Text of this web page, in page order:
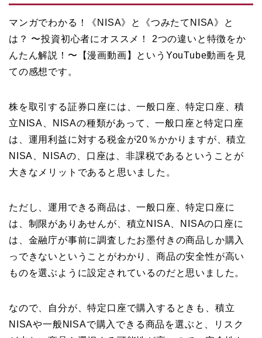
マンガでわかる！《NISA》と《つみたてNISA》と
は？ 〜投資初心者にオススメ！ 2つの違いと特徴をか
んたん解説！〜【漫画動画】というYouTube動画を見
ての感想です。
株を取引する証券口座には、一般口座、特定口座、積
立NISA、NISAの種類があって、一般口座と特定口座
は、運用利益に対する税金が20％かかりますが、積立
NISA、NISAの、口座は、非課税であるということが
大きなメリットであると思いました。
ただし、運用できる商品は、一般口座、特定口座に
は、制限がありあせんが、積立NISA、NISAの口座に
は、金融庁が事前に調査したお墨付きの商品しか購入
っできないということがわかり、商品の安全性が高い
ものを選ぶように設定されているのだと思いました。
なので、自分が、特定口座で購入するときも、積立
NISAや一般NISAで購入できる商品を選ぶと、リスク